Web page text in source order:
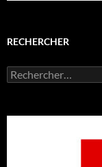
RECHERCHER
Rechercher :